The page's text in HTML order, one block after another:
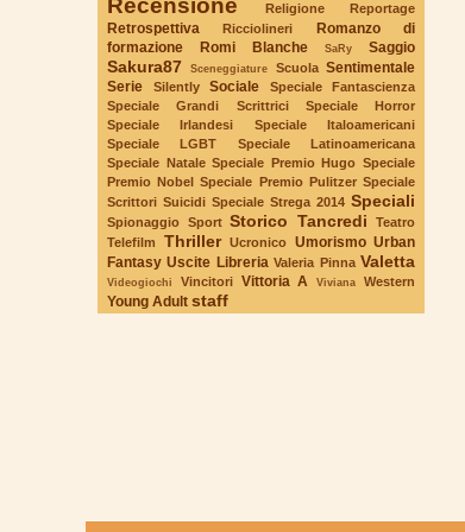
Recensione Religione Reportage
Retrospettiva Ricciolineri
Romanzo di
formazione
Romi Blanche SaRy Saggio
Sakura87 Sceneggiature Scuola Sentimentale
Serie
Silently Sociale
Speciale Fantascienza
Speciale Grandi Scrittrici
Speciale Horror
Speciale Irlandesi
Speciale Italoamericani
Speciale LGBT
Speciale Latinoamericana
Speciale Natale Speciale Premio Hugo Speciale
Premio Nobel Speciale Premio Pulitzer Speciale
Scrittori Suicidi Speciale Strega 2014 Speciali
Spionaggio Sport Storico Tancredi
Teatro
Telefilm
Thriller Ucronico Umorismo Urban
Fantasy Uscite Libreria Valeria Pinna Valetta
Videogiochi Vincitori Vittoria A Viviana Western
Young Adult staff